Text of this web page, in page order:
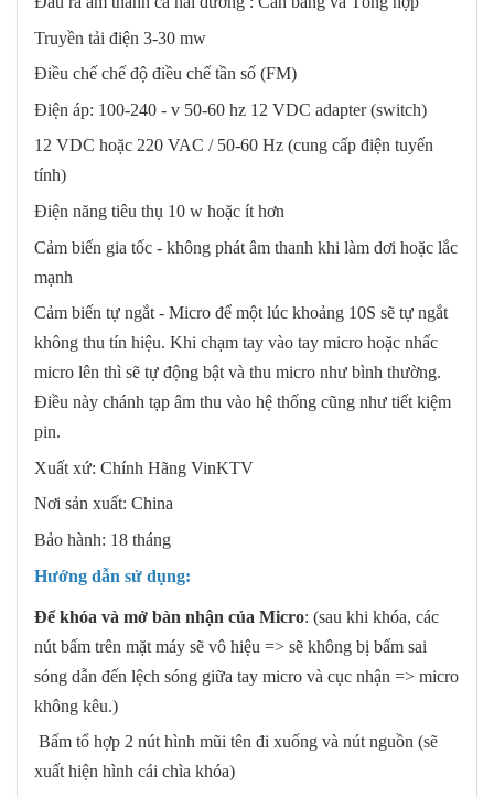
Truyền tải điện 3-30 mw
Điều chế chế độ điều chế tần số (FM)
Điện áp: 100-240 - v 50-60 hz 12 VDC adapter (switch)
12 VDC hoặc 220 VAC / 50-60 Hz (cung cấp điện tuyến
tính)
Điện năng tiêu thụ 10 w hoặc ít hơn
Cảm biến gia tốc - không phát âm thanh khi làm dơi hoặc lắc
mạnh
Cảm biến tự ngắt - Micro để một lúc khoảng 10S sẽ tự ngắt
không thu tín hiệu. Khi chạm tay vào tay micro hoặc nhấc
micro lên thì sẽ tự động bật và thu micro như bình thường.
Điều này chánh tạp âm thu vào hệ thống cũng như tiết kiệm
pin.
Xuất xứ: Chính Hãng VinKTV
Nơi sản xuất: China
Bảo hành: 18 tháng
Hướng dẫn sử dụng:
Để khóa và mở bàn nhận của Micro: (sau khi khóa, các
nút bấm trên mặt máy sẽ vô hiệu => sẽ không bị bấm sai
sóng dẫn đến lệch sóng giữa tay micro và cục nhận => micro
không kêu.)
Bấm tổ hợp 2 nút hình mũi tên đi xuống và nút nguồn (sẽ
xuất hiện hình cái chìa khóa)